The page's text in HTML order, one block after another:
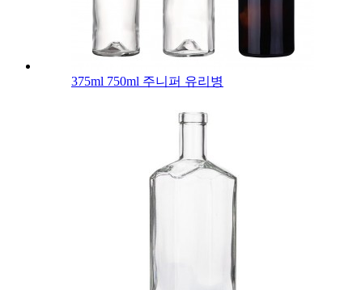
375ml 750ml 주니퍼 유리병